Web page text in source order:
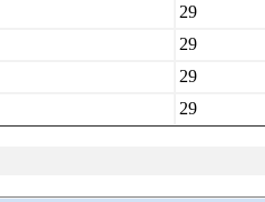
29
29
29
29